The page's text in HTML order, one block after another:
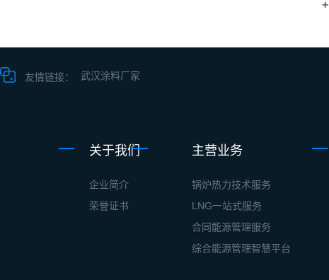
友情链接： 武汉涂料厂家
关于我们
企业简介
荣誉证书
主营业务
锅炉热力技术服务
LNG一站式服务
合同能源管理服务
综合能源管理智慧平台